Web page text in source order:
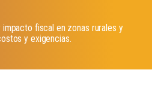
fiscal en zonas rurales y
y exigencias.